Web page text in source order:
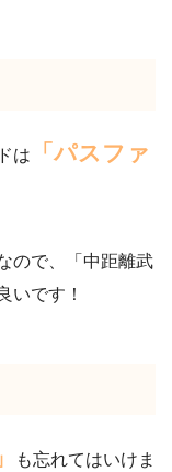
は
「パスファ
ので、「中距離武
いです！
も忘れてはいけま